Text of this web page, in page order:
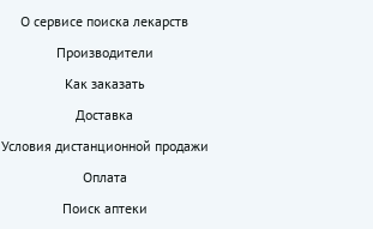
О сервисе поиска лекарств
Производители
Как заказать
Доставка
Условия дистанционной продажи
Оплата
Поиск аптеки